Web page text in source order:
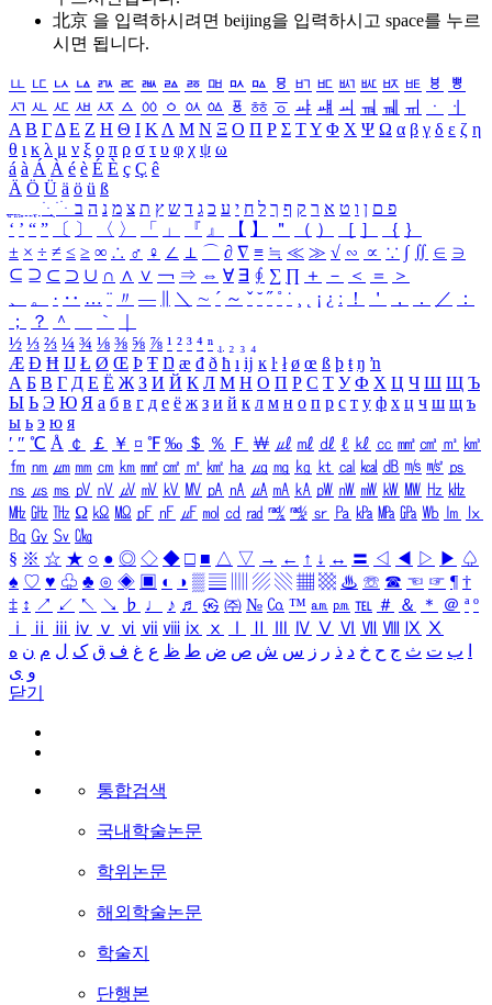
北京 을 입력하시려면 beijing을 입력하시고 space를 누르
시면 됩니다.
ㅥ ㅦ ㅧ ㅨ ㅩ ㅪ ㅫ ㅬ ㅭ ㅮ ㅯ ㅰ ㅱ ㅲ ㅳ ㅴ ㅵ ㅶ ㅷ ㅸ
ㅹ
ㅺ ㅻ ㅼ ㅽ ㅾ ㅿ ㆀ ㆁ ㆂ ㆃ ㆄ ㆅ ㆆ ㆇ ㆈ ㆉ ㆊ ㆋ ㆌ ㆍ
ㆎ
Α Β ΓΔ Ε Ζ Η Θ Ι ΚΛ Μ Ν Ξ Ο Π Ρ Σ ΤΥ Φ Χ Ψ Ω α β γ δ ε ζ η
θ ι κ λ μ ν ξ ο π ρ σ τ υ φ χ ψ ω
á à Á À é è É È ç Ç ê
Ä Ö Ü ä ö ü ß
ִֶֹ ֻּ ׁׂ פ ם ן ו ט א ר ק ף ך ל ח י ע כ ג ד ש ץ ת צ מ נ ה ב
‘ ’ “ ” 〔 〕 〈 〉 「 」 『 』 【 】 ＂ （ ） ［ ］ ｛ ｝
± × ÷ ≠ ≤ ≥ ∞ ∴ ♂ ♀ ∠ ⊥ ⌒ ∂ ∇ ≡ ≒ ≪ ≫ √ ∽ ∝ ∵ ∫ ∬ ∈ ∋
⊆ ⊇ ⊂ ⊃ ∪ ∩ ∧ ∨ ￢ ⇒ ⇔ ∀ ∃ ∮ ∑ ∏ ＋ － ＜ ＝
＞
、
。 · ‥ … ¨ 〃 ― ＼ ∼ ´ ～ ˇ ˘ ˝ ˚ ˙ ¸ ¡ ¿ ː ！ ＇ ， ． ／
：
；
？ ＾ ｀
½ ⅓ ⅔ ¼ ¾ ⅛ ⅜ ⅝ ⅞ ¹ ² ³ ⁴ ⁿ ₁ ₂ ₃ ₄
Æ Ð Ħ Ĳ Ł Ø Œ Þ Ŧ Ŋ æ đ ð ħ ı ĳ ĸ ŀ ł ø œ ß þ ŧ ŋ ŉ
А Б В Г Д Е Ё Ж З И Й К Л М Н О П Р С Т У Ф Х Ц Ч Ш Щ Ъ
Ы Ь Э Ю Я а б в г д е ё ж з и й к л м н о п р с т у ф х ц ч ш щ ъ
ы ь э ю я
′ ″ ℃ Å ￠ ￡ ￥ ¤ ℉ ‰ ＄ ％ Ｆ ￦ ㎕ ㎖ ㎗ ℓ ㎘ ㏄ ㎣ ㎤ ㎥ ㎦
㎙ ㎚ ㎛ ㎜ ㎝ ㎞ ㎟ ㎠ ㎡ ㎢ ㏊ ㎍ ㎎ ㎏ ㏏ ㎈ ㎉ ㏈ ㎧ ㎨ ㎰
㎱ ㎲ ㎳ ㎴ ㎵ ㎶ ㎷ ㎸ ㎹ ㎀ ㎁ ㎂ ㎃ ㎄ ㎺ ㎻ ㎽ ㎾ ㎿ ㎐ ㎑
㎒ ㎓ ㎔ Ω ㏀ ㏁ ㎊ ㎋ ㎌ ㏖ ㏅ ㎭ ㎮ ㎯ ㏛ ㎩ ㎪ ㎫ ㎬ ㏝ ㏐
㏓
㏃ ㏉ ㏜ ㏆
§ ※ ☆ ★ ○ ● ◎ ◇ ◆ □ ■ △ ▽ → ← ↑ ↓ ↔ 〓 ◁ ◀ ▷ ▶ ♤
♠ ♡ ♥ ♧ ♣ ⊙ ◈ ▣ ◐ ◑ ▒ ▤ ▨ ▧ ▦ ▩ ♨ ☏ ☎ ☜ ☞ ¶ †
‡ ↕ ↗ ↙ ↖ ↘ ♭ ♩ ♪ ♬ ㉿ ㈜ № ㏇ ™ ㏂ ㏘ ℡ ＃ ＆ ＊ ＠ ª º
ⅰ
ⅱ ⅲ ⅳ ⅴ ⅵ ⅶ ⅷ ⅸ ⅹ Ⅳ Ⅴ Ⅵ Ⅶ Ⅷ Ⅸ Ⅹ
ب ت ث ج ح خ د ذ ر ز س ش ص ض ط ظ ع غ ف ق ک ل م ن ه
و ی
닫기
통합검색
국내학술논문
학위논문
해외학술논문
학술지
단행본